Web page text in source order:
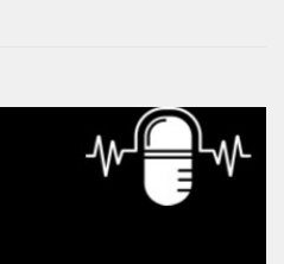
hotelu The Grand Mark
otevře veřejnosti. Slavnostní
14. května